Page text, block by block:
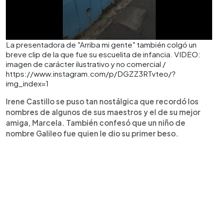
La presentadora de "Arriba mi gente" también colgó un
breve clip de la que fue su escuelita de infancia. VIDEO:
imagen de carácter ilustrativo y no comercial /
https://www.instagram.com/p/DGZZ3RTvteo/?
img_index=1
Irene Castillo se puso tan nostálgica que recordó los
nombres de algunos de sus maestros y el de su mejor
amiga, Marcela. También confesó que un niño de
nombre Galileo fue quien le dio su primer beso.